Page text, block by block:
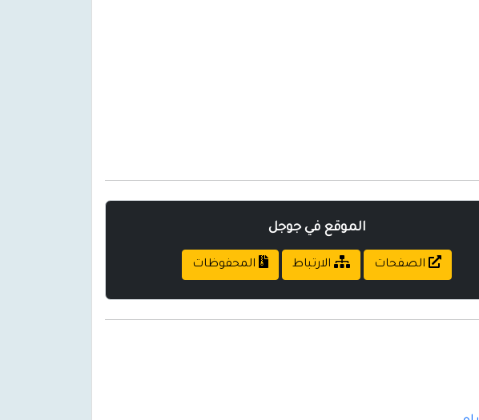
الموقع في جوجل
الصفحات الارتباط المحفوظات